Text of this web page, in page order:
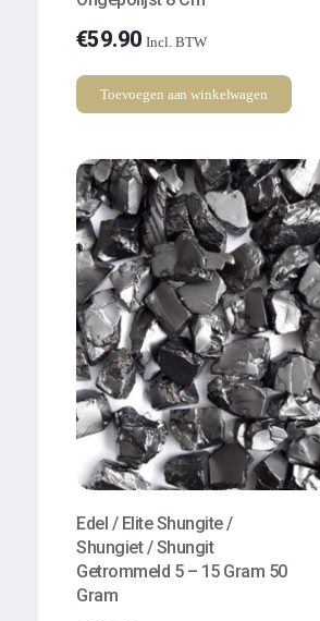
€59.90 Incl. BTW
Toevoegen aan winkelwagen
Edel / Elite Shungite /
Shungiet / Shungit
Getrommeld 5 – 15 Gram 50
Gram